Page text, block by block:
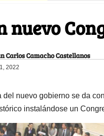
nuevo
Carlos Camacho Castellanos
2022
del nuevo gobierno se da
instalándose un